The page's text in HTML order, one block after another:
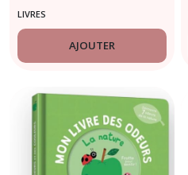
couleurs - Le
Marché
LIVRES
AJOUTER